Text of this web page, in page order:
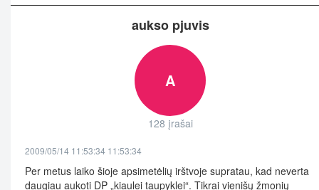
aukso pjuvis
A
128 įrašai
2009/05/14 11:53:34 11:53:34
Per metus laiko šioje apsimetėlių irštvoje supratau, kad neverta
daugiau aukoti DP „kiaulei taupyklei“. Tikrai vienišų žmonių